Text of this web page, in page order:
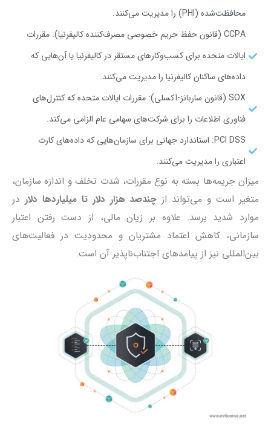
محافظت‌شده (PHI) را مدیریت می‌کنند.
CCPA (قانون حفظ حریم خصوصی مصرف‌کننده کالیفرنیا): مقررات
ایالات متحده برای کسب‌وکارهای مستقر در کالیفرنیا یا آن‌هایی که
داده‌های ساکنان کالیفرنیا را مدیریت می‌کنند.
SOX (قانون ساربانز-آکسلی): مقررات ایالات متحده که کنترل‌های
فناوری اطلاعات را برای شرکت‌های سهامی عام الزامی می‌کند.
PCI DSS: استاندارد جهانی برای سازمان‌هایی که داده‌های کارت
اعتباری را مدیریت می‌کنند.
میزان جریمه‌ها بسته به نوع مقررات، شدت تخلف و اندازه سازمان،
متغیر است و می‌تواند از چندصد هزار دلار تا میلیاردها دلار در
موارد شدید برسد. علاوه بر زیان مالی، از دست رفتن اعتبار
سازمانی، کاهش اعتماد مشتریان و محدودیت در فعالیت‌های
بین‌المللی نیز از پیامدهای اجتناب‌ناپذیر آن است.